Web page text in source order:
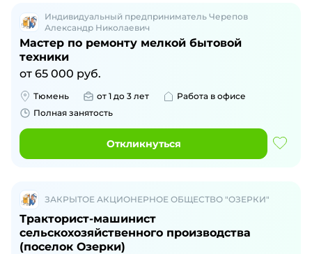
Индивидуальный предприниматель Черепов
Александр Николаевич
Мастер по ремонту мелкой бытовой
техники
от 65 000 руб.
Тюмень от 1 до 3 лет
Работа в офисе
Полная занятость
Откликнуться
ЗАКРЫТОЕ АКЦИОНЕРНОЕ ОБЩЕСТВО "ОЗЕРКИ"
Тракторист-машинист
сельскохозяйственного производства
(поселок Озерки)